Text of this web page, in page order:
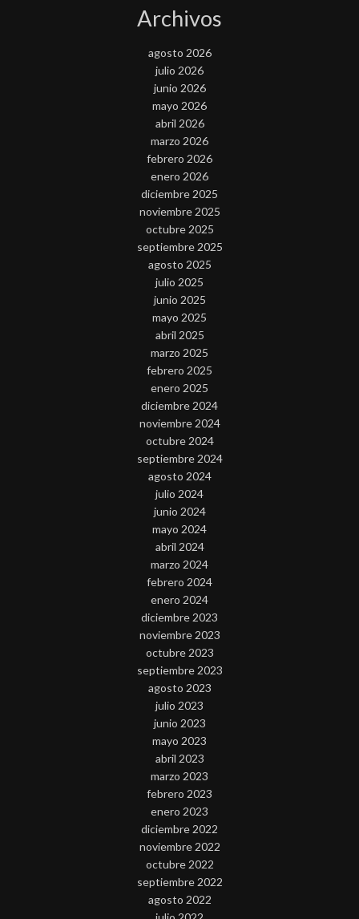
Archivos
agosto 2026
julio 2026
junio 2026
mayo 2026
abril 2026
marzo 2026
febrero 2026
enero 2026
diciembre 2025
noviembre 2025
octubre 2025
septiembre 2025
agosto 2025
julio 2025
junio 2025
mayo 2025
abril 2025
marzo 2025
febrero 2025
enero 2025
diciembre 2024
noviembre 2024
octubre 2024
septiembre 2024
agosto 2024
julio 2024
junio 2024
mayo 2024
abril 2024
marzo 2024
febrero 2024
enero 2024
diciembre 2023
noviembre 2023
octubre 2023
septiembre 2023
agosto 2023
julio 2023
junio 2023
mayo 2023
abril 2023
marzo 2023
febrero 2023
enero 2023
diciembre 2022
noviembre 2022
octubre 2022
septiembre 2022
agosto 2022